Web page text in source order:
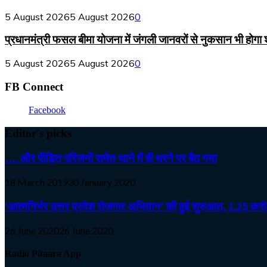
5 August 20265 August 20260
प्रधानमंत्री फसल बीमा योजना में जंगली जानवरों से नुकसान भी होगा
5 August 20265 August 20260
FB Connect
Facebook
Editor's picks
…. और पीड़ित परिजनों समेत थाने में ही धरने पर बैठ गया
18 March 201930 January 2020
‘आत्मनिर्भर उत्तर प्रदेश रोजगार अभियान’ की हुई शुरुआत, 1.25
26 June 202026 June 2020
Radio Pitaara App